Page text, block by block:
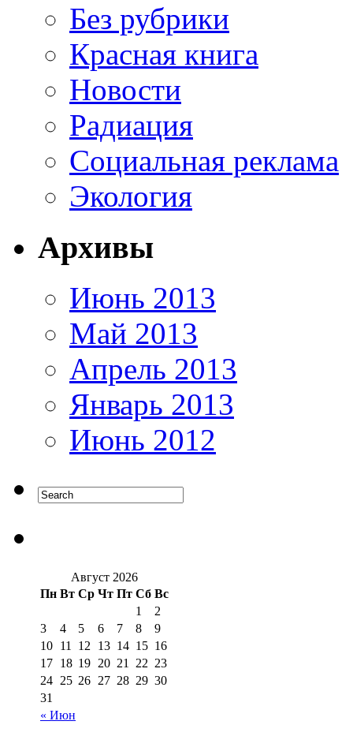
Без рубрики
Красная книга
Новости
Радиация
Социальная реклама
Экология
Архивы
Июнь 2013
Май 2013
Апрель 2013
Январь 2013
Июнь 2012
Август 2026
Пн Вт Ср Чт Пт Сб Вс
« Июн
1
2
3
4 5 6 7 8
9
10 11 12 13 14 15 16
17 18 19 20 21 22 23
24 25 26 27 28 29 30
31